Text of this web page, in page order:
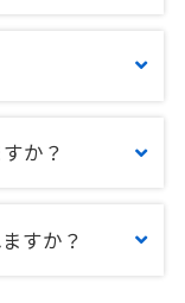
か？
すか？